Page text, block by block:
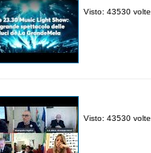
Visto: 43530 volte
Visto: 43530 volte